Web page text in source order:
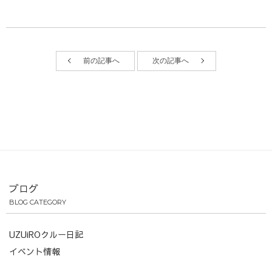
前の記事へ 次の記事へ
ブログ
BLOG CATEGORY
UZUiROクルー日記
イベント情報